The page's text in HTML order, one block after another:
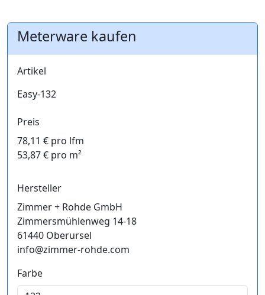
Meterware kaufen
Artikel
Easy-132
Preis
78,11 € pro lfm
53,87 € pro m²
Hersteller
Zimmer + Rohde GmbH
Zimmersmühlenweg 14-18
61440 Oberursel
info@zimmer-rohde.com
Farbe